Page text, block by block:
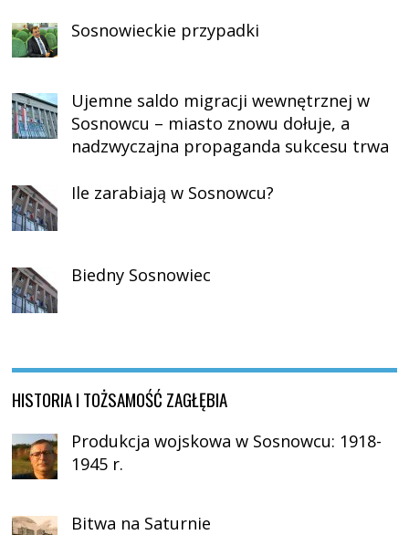
Sosnowieckie przypadki
Ujemne saldo migracji wewnętrznej w
Sosnowcu – miasto znowu dołuje, a
nadzwyczajna propaganda sukcesu trwa
Ile zarabiają w Sosnowcu?
Biedny Sosnowiec
HISTORIA I TOŻSAMOŚĆ ZAGŁĘBIA
Produkcja wojskowa w Sosnowcu: 1918-
1945 r.
Bitwa na Saturnie